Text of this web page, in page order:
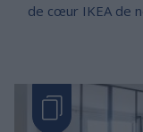
de cœur IKEA de